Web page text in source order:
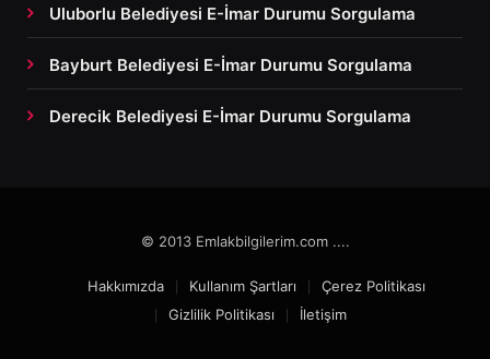
Uluborlu Belediyesi E-İmar Durumu Sorgulama
Bayburt Belediyesi E-İmar Durumu Sorgulama
Derecik Belediyesi E-İmar Durumu Sorgulama
© 2013 Emlakbilgilerim.com ....
Hakkımızda Kullanım Şartları
Çerez Politikası
Gizlilik Politikası
İletişim